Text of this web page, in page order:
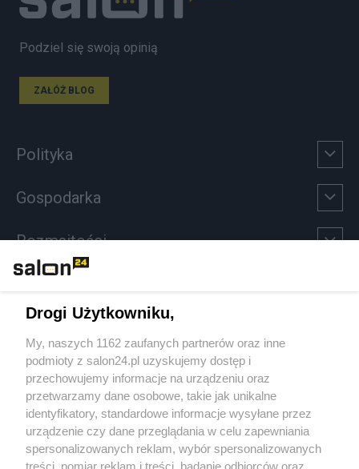
Podziel się swoją opinią
ZAŁÓŻ BLOG
Polityka
Gospodarka
Rozmaitości
Sport
Społeczeństwo
Kultura
Drogi Użytkowniku,
My, naszych 1162 zaufanych partnerów oraz inne
podmioty z salon24.pl uzyskujemy dostęp i
przechowujemy informacje na urządzeniu oraz
przetwarzamy dane osobowe, takie jak unikalne
identyfikatory, standardowe informacje wysyłane przez
urządzenie czy dane przeglądania w celu zapewniania
spersonalizowanych reklam, wybór spersonalizowanych
treści, pomiar reklam i treści, badanie odbiorców oraz